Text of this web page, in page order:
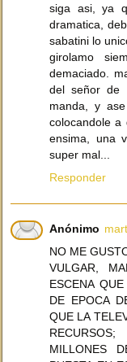
siga asi, ya
dramatica,
sabatini lo
girolamo
demaciado.
del señor de
manda, y
colocandole a
ensima, una
super mal...
Responder
Anónimo
NO ME
VULGAR,
ESCENA
DE EPOCA
QUE LA
MILLONES